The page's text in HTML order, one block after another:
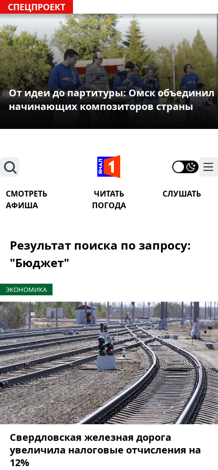
СПЕЦПРОЕКТ
От идеи до партитуры: Омск объединил
начинающих композиторов страны
Поиск
СМОТРЕТЬ ЧИТАТЬ
СЛУШАТЬ
АФИША
ПОГОДА
Результат поиска по запросу:
"Бюджет"
ЭКОНОМИКА
Свердловская железная дорога
увеличила налоговые отчисления на
12%